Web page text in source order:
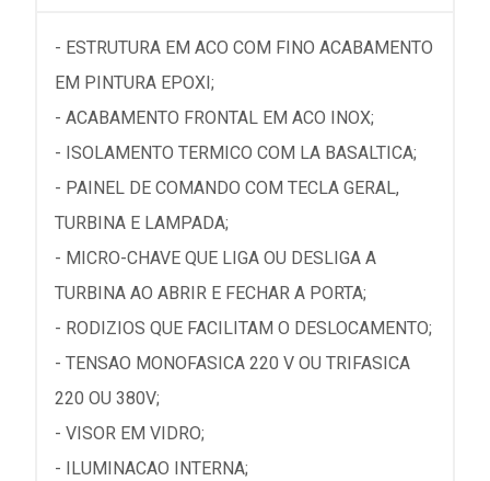
- ESTRUTURA EM ACO COM FINO ACABAMENTO
EM PINTURA EPOXI;
- ACABAMENTO FRONTAL EM ACO INOX;
- ISOLAMENTO TERMICO COM LA BASALTICA;
- PAINEL DE COMANDO COM TECLA GERAL,
TURBINA E LAMPADA;
- MICRO-CHAVE QUE LIGA OU DESLIGA A
TURBINA AO ABRIR E FECHAR A PORTA;
- RODIZIOS QUE FACILITAM O DESLOCAMENTO;
- TENSAO MONOFASICA 220 V OU TRIFASICA
220 OU 380V;
- VISOR EM VIDRO;
- ILUMINACAO INTERNA;